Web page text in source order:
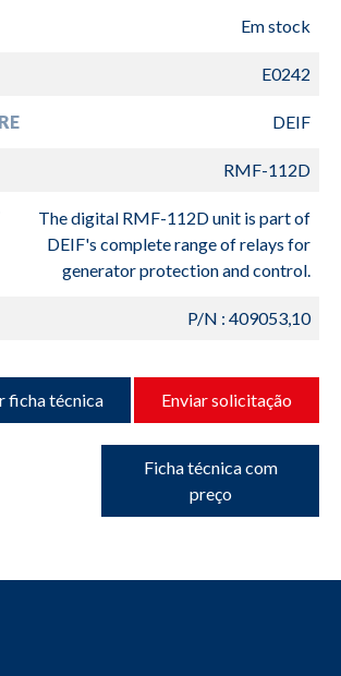
Em stock
E0242
DEIF
RMF-112D
The digital RMF-112D unit is part of
DEIF's complete range of relays for
generator protection and control.
P/N : 409053,10
ficha técnica Enviar solicitação
Ficha técnica com
preço